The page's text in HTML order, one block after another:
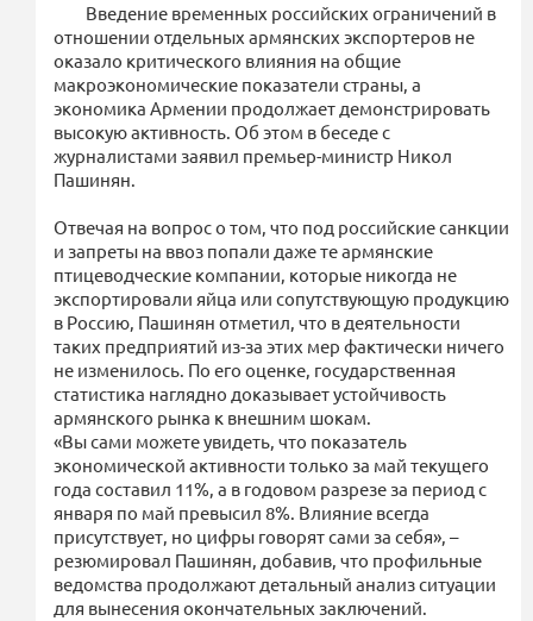
Введение временных российских ограничений в
отношении отдельных армянских экспортеров не
оказало критического влияния на общие
макроэкономические показатели страны, а
экономика Армении продолжает демонстрировать
высокую активность. Об этом в беседе с
журналистами заявил премьер-министр Никол
Пашинян.
Отвечая на вопрос о том, что под российские санкции
и запреты на ввоз попали даже те армянские
птицеводческие компании, которые никогда не
экспортировали яйца или сопутствующую продукцию
в Россию, Пашинян отметил, что в деятельности
таких предприятий из-за этих мер фактически ничего
не изменилось. По его оценке, государственная
статистика наглядно доказывает устойчивость
армянского рынка к внешним шокам.
«Вы сами можете увидеть, что показатель
экономической активности только за май текущего
года составил 11%, а в годовом разрезе за период с
января по май превысил 8%. Влияние всегда
присутствует, но цифры говорят сами за себя», –
резюмировал Пашинян, добавив, что профильные
ведомства продолжают детальный анализ ситуации
для вынесения окончательных заключений.